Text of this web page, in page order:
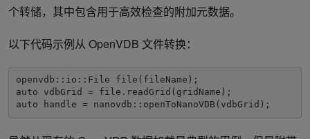
个转储，其中包含用于高效检查的附加元数据。
以下代码示例从 OpenVDB 文件转换：
openvdb::io::File file(fileName);
auto vdbGrid = file.readGrid(gridName);
auto handle = nanovdb::openToNanoVDB(vdbGrid);